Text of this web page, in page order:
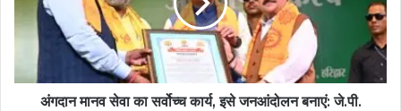
अंगदान मानव सेवा का सर्वोच्च कार्य, इसे जनआंदोलन बनाएं: जे.पी.